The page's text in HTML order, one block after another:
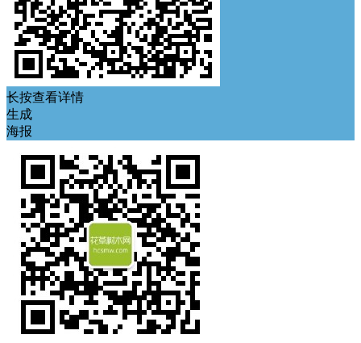
长按查看详情
生成
海报